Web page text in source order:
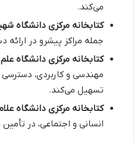
می‌کند.
کتابخانه مرکزی دانشگاه
جمله مراکز پیشرو در
کتابخانه مرکزی دانشگاه
تسهیل می‌کند.
کتابخانه مرکزی دانشگاه
انسانی و اجتماعی، در